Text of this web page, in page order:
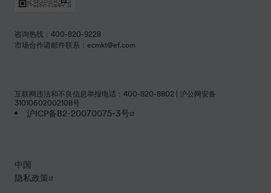
咨询热线：400-820-9228
市场合作请邮件联系：ecmkt@ef.com
互联网违法和不良信息举报电话：400-820-8802 | 沪公网安备
31010602002108号
沪ICP备B2-20070075-3号
中国
隐私政策